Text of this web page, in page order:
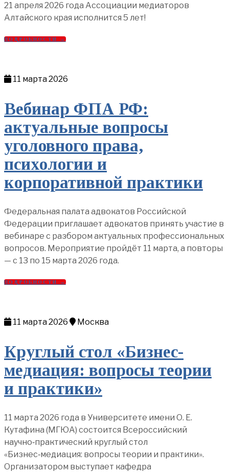
21 апреля 2026 года Ассоциации медиаторов
Алтайского края исполнится 5 лет!
ПОДРОБНОСТИ →
11 марта 2026
Вебинар ФПА РФ:
актуальные вопросы
уголовного права,
психологии и
корпоративной практики
Федеральная палата адвокатов Российской
Федерации приглашает адвокатов принять участие в
вебинаре с разбором актуальных профессиональных
вопросов. Мероприятие пройдёт 11 марта, а повторы
— с 13 по 15 марта 2026 года.
ПОДРОБНОСТИ →
11 марта 2026 Москва
Круглый стол «Бизнес-
медиация: вопросы теории
и практики»
11 марта 2026 года в Университете имени О. Е.
Кутафина (МГЮА) состоится Всероссийский
научно‑практический круглый стол
«Бизнес‑медиация: вопросы теории и практики».
Организатором выступает кафедра